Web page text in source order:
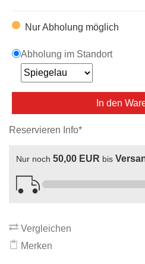
Nur Abholung möglich
Abholung im Standort
In den
Reservieren Info*
Nur noch 50,00 EUR bis
Vergleichen
Merken